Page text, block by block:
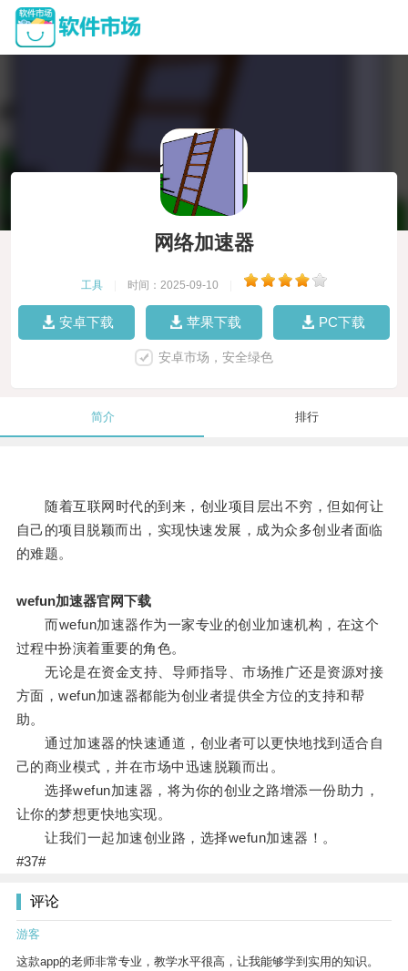
网络加速器
工具 时间：2025-09-10
安卓下载 苹果下载 PC下载
安卓市场，安全绿色
简介 排行
随着互联网时代的到来，创业项目层出不穷，但如何让
自己的项目脱颖而出，实现快速发展，成为众多创业者面临
的难题。
wefun加速器官网下载
而wefun加速器作为一家专业的创业加速机构，在这个
过程中扮演着重要的角色。
无论是在资金支持、导师指导、市场推广还是资源对接
方面，wefun加速器都能为创业者提供全方位的支持和帮
助。
通过加速器的快速通道，创业者可以更快地找到适合自
己的商业模式，并在市场中迅速脱颖而出。
选择wefun加速器，将为你的创业之路增添一份助力，
让你的梦想更快地实现。
让我们一起加速创业路，选择wefun加速器！。
#37#
评论
游客
这款app的老师非常专业，教学水平很高，让我能够学到实用的知识。